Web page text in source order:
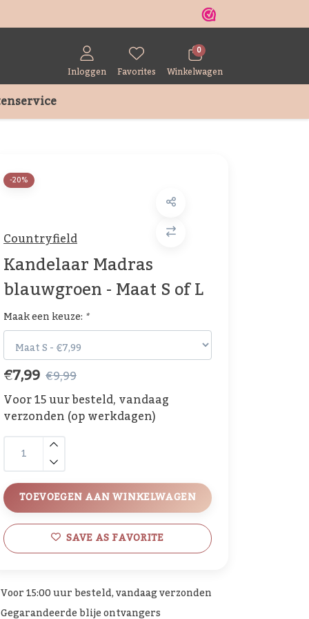
Inloggen Favorites
0
Winkelwagen
-20%
Countryfield
Kandelaar Madras
blauwgroen - Maat S of L
Maak een keuze: *
€7,99 €9,99
Voor 15 uur besteld, vandaag
verzonden (op werkdagen)
TOEVOEGEN AAN WINKELWAGEN
SAVE AS FAVORITE
Voor 15:00 uur besteld, vandaag verzonden
Gegarandeerde blije ontvangers